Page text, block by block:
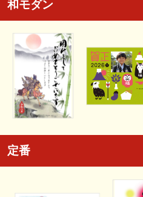
和モダン
定番